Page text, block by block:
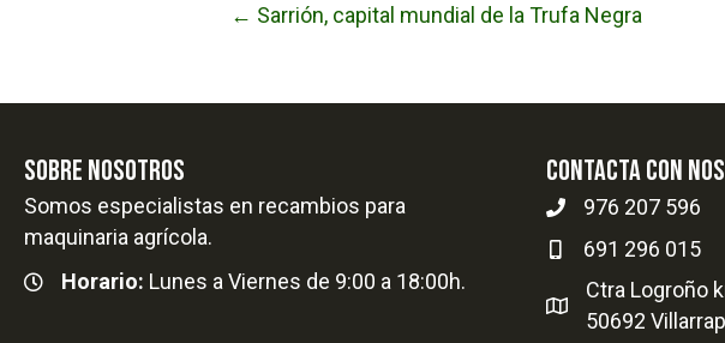
Posts
navigation
← Sarrión, capital mundial de la Trufa Negra
SOBRE NOSOTROS
Somos especialistas en recambios para
maquinaria agrícola.
Horario: Lunes a Viernes de 9:00 a 18:00h.
Contacta con
976 207 596
691 296 015
Ctra Logroño
50692